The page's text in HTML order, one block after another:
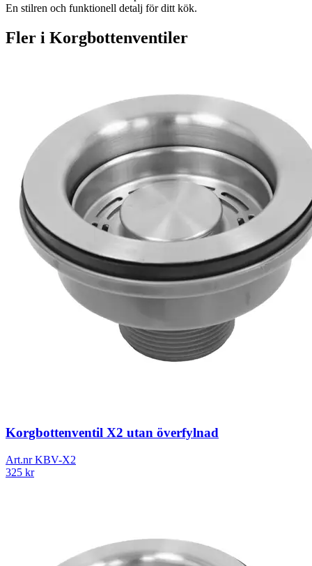
En stilren och funktionell detalj för ditt kök.
Fler i Korgbottenventiler
Korgbottenventil X2 utan överfylnad
Art.nrKBV-X2
325 kr